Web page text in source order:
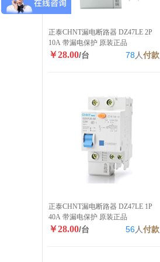
正泰CHNT漏电断路器 DZ47LE 2P
10A 带漏电保护 原装正品
￥28.00/台 78 人付款
正泰CHNT漏电断路器 DZ47LE 1P
40A 带漏电保护 原装正品
￥28.00/台 56人付款